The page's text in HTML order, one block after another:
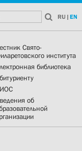
RU | EN
Свято-
института
библиотека
об